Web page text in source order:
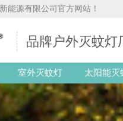
能源有限公司官方网站！
品牌户外灭蚊灯
室外灭蚊灯 太阳能灭